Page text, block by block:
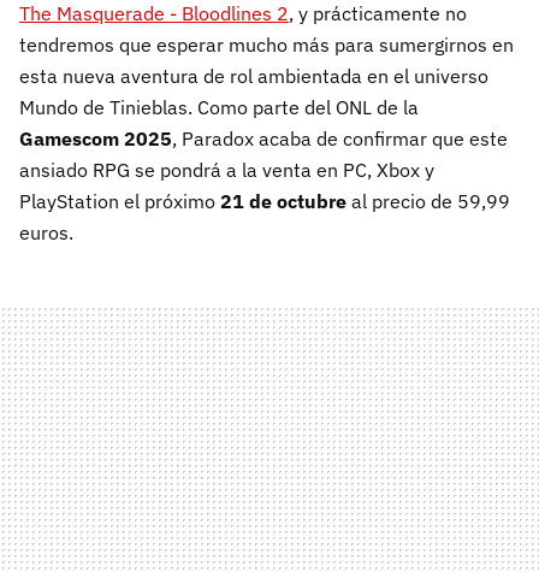
The Masquerade - Bloodlines 2, y prácticamente no
tendremos que esperar mucho más para sumergirnos en
esta nueva aventura de rol ambientada en el universo
Mundo de Tinieblas. Como parte del ONL de la
Gamescom 2025, Paradox acaba de confirmar que este
ansiado RPG se pondrá a la venta en PC, Xbox y
PlayStation el próximo 21 de octubre al precio de 59,99
euros.